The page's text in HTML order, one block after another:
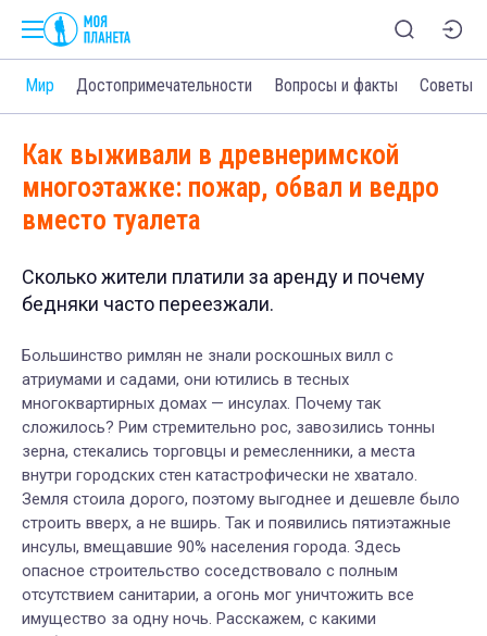
Мир Достопримечательности Вопросы и факты Советы
Как выживали в древнеримской
многоэтажке: пожар, обвал и ведро
вместо туалета
Сколько жители платили за аренду и почему
бедняки часто переезжали.
Большинство римлян не знали роскошных вилл с
атриумами и садами, они ютились в тесных
многоквартирных домах — инсулах. Почему так
сложилось? Рим стремительно рос, завозились тонны
зерна, стекались торговцы и ремесленники, а места
внутри городских стен катастрофически не хватало.
Земля стоила дорого, поэтому выгоднее и дешевле было
строить вверх, а не вширь. Так и появились пятиэтажные
инсулы, вмещавшие 90% населения города. Здесь
опасное строительство соседствовало с полным
отсутствием санитарии, а огонь мог уничтожить все
имущество за одну ночь. Расскажем, с какими